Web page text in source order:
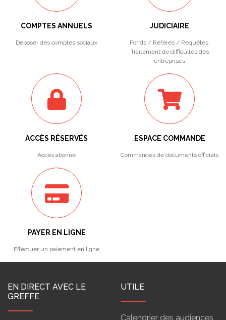
COMPTES ANNUELS
Déposer des comptes sociaux
JUDICIAIRE
Fonds / Référés / Requêtes.
Traitement de difficultés des
entreprises
ACCÈS RÉSERVÉS
Accès abonné
ESPACE COMMANDE
Commandes de documents officiels
PAYER EN LIGNE
Effectuer un paiement en ligne
EN DIRECT AVEC LE
GREFFE
UTILE
Calendrier des audiences